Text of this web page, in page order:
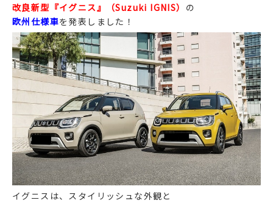
改良新型『イグニス』（Suzuki IGNIS） の
欧州仕様車を発表しました！
イグニスは、スタイリッシュな外観と